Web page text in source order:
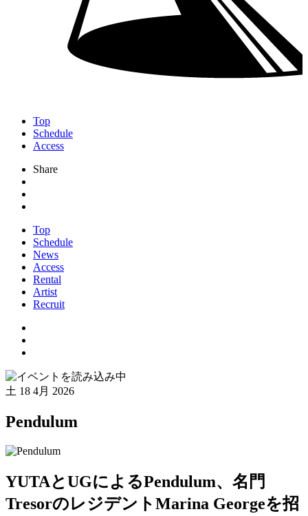
Top
Schedule
Access
Share
Top
Schedule
News
Access
Rental
Artist
Recruit
土 18 4月 2026
Pendulum
YUTAとUGによるPendulum、名門
TresorのレジデントMarina Georgeを招